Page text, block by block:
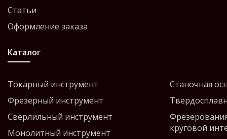
Статьи
Оформление заказа
Каталог
Токарный инструмент
Фрезерный инструмент
Сверлильный инструмент
Монолитный инструмент
Станочная
круговой